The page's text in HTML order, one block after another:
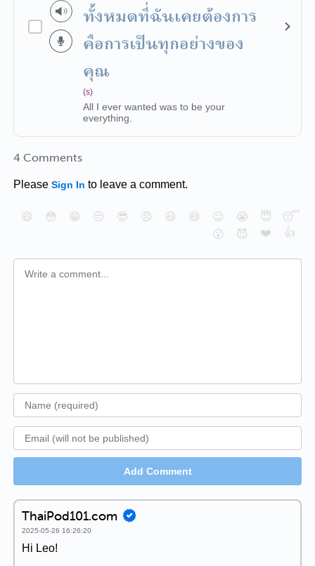
ทั้งหมดที่ฉันเคยต้องการ
คือการเป็นทุกอย่างของ
คุณ
(s)
All I ever wanted was to be your
everything.
4 Comments
Please Sign In to leave a comment.
😄 😳 😁 😒 😎 😠 😆 😅 😉 😭 😇
😴
😮
😈 ❤️ 👍
Add Comment
ThaiPod101.com
2025-05-26 16:26:20
Hi Leo!